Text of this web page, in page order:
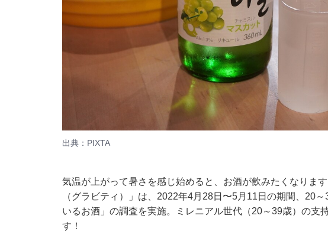
出典：PIXTA
気温が上がって暑さを感じ始めると、お酒が飲みたくなりま
（グラビティ）」は、2022年4月28日〜5月11日の期間、20
いるお酒」の調査を実施。ミレニアル世代（20～39歳）の支
す！